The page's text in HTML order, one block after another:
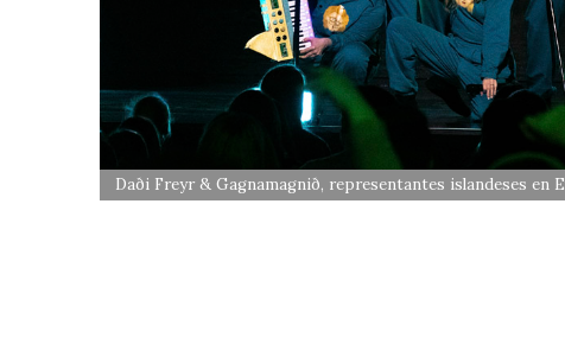
Daði Freyr & Gagnamagnið, representantes islandeses en